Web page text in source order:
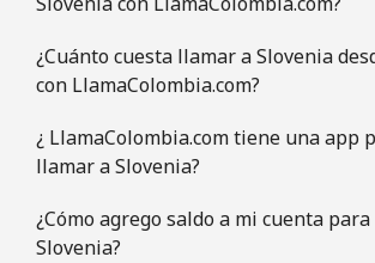
¿Cuánto cuesta llamar a Slovenia
con LlamaColombia.com?
¿ LlamaColombia.com tiene una app
llamar a Slovenia?
¿Cómo agrego saldo a mi cuenta
Slovenia?